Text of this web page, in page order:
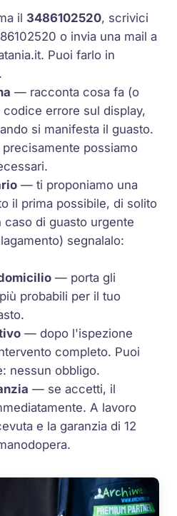
il 3486102520, scrivici
o invia una mail a
. Puoi farlo in
— racconta cosa fa (o
errore sul display,
si manifesta il guasto.
possiamo
— ti proponiamo una
il prima possibile, di solito
di guasto urgente
segnalalo:
— porta gli
probabili per il tuo
— dopo l'ispezione
completo. Puoi
nessun obbligo.
— se accetti, il
A lavoro
e la garanzia di 12